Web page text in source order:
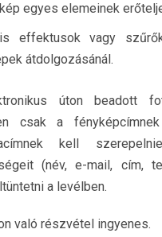
egyes elemeinek
effektusok vagy
átdolgozásánál.
úton beadott
csak a
kell
(név, e-mail, cím,
a levélben.
való részvétel ingyenes.